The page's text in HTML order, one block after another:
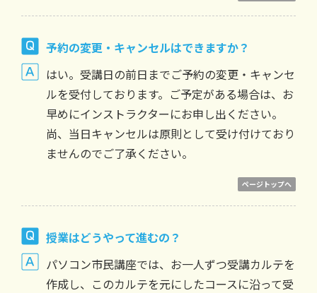
予約の変更・キャンセルはできますか？
はい。受講日の前日までご予約の変更・キャンセ
ルを受付しております。ご予定がある場合は、お
早めにインストラクターにお申し出ください。
尚、当日キャンセルは原則として受け付けており
ませんのでご了承ください。
ページトップへ
授業はどうやって進むの？
パソコン市民講座では、お一人ずつ受講カルテを
作成し、このカルテを元にしたコースに沿って受